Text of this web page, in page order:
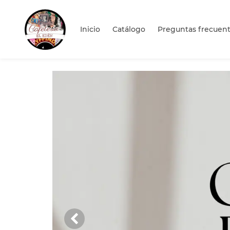
Sakura
Inicio Catálogo Preguntas
Anterior